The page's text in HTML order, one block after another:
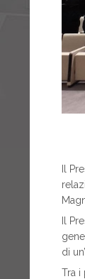
Il
Il
di
Tra i